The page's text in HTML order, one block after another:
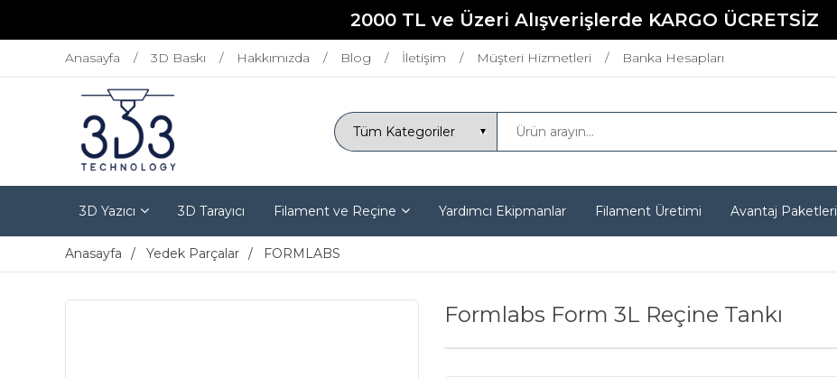
2000 TL ve Üzeri Alışverişlerde KARGO ÜCRETSİZ
Anasayfa 3D Baskı Hakkımızda Blog İletişim Müşteri Hizmetleri Banka Hesapları
3D Yazıcı 3D Tarayıcı Filament ve Reçine Yardımcı Ekipmanlar Filament Üretimi Avantaj Paketleri
Anasayfa Yedek Parçalar FORMLABS
Formlabs Form 3L Reçine Tankı